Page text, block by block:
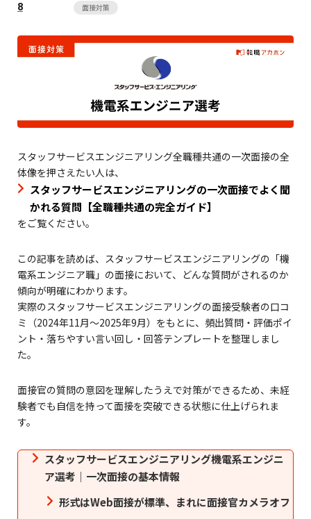
8
面接対策
スタッフサービスエンジニアリング全職種共通の一次面接の全
体像を押さえたい人は、
スタッフサービスエンジニアリングの一次面接でよく聞
かれる質問【全職種共通の完全ガイド】
をご覧ください。
この記事を読めば、スタッフサービスエンジニアリングの「機
電系エンジニア職」の面接において、どんな質問がされるのか
傾向が明確にわかります。
実際のスタッフサービスエンジニアリングの面接受験者の口コ
ミ（2024年11月〜2025年9月）をもとに、頻出質問・評価ポイ
ント・落ちやすい言い回し・回答テンプレートを整理しまし
た。
面接官の質問の意図を理解したうえで対策ができるため、未経
験者でも自信を持って面接を突破できる状態に仕上げられま
す。
スタッフサービスエンジニアリング機電系エンジニ
ア選考｜一次面接の基本情報
形式はWeb面接が標準、まれに面接官カメラオフ